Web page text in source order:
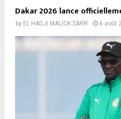
Dakar 2026 lance
by EL HADJI MALICK SARR 6 août